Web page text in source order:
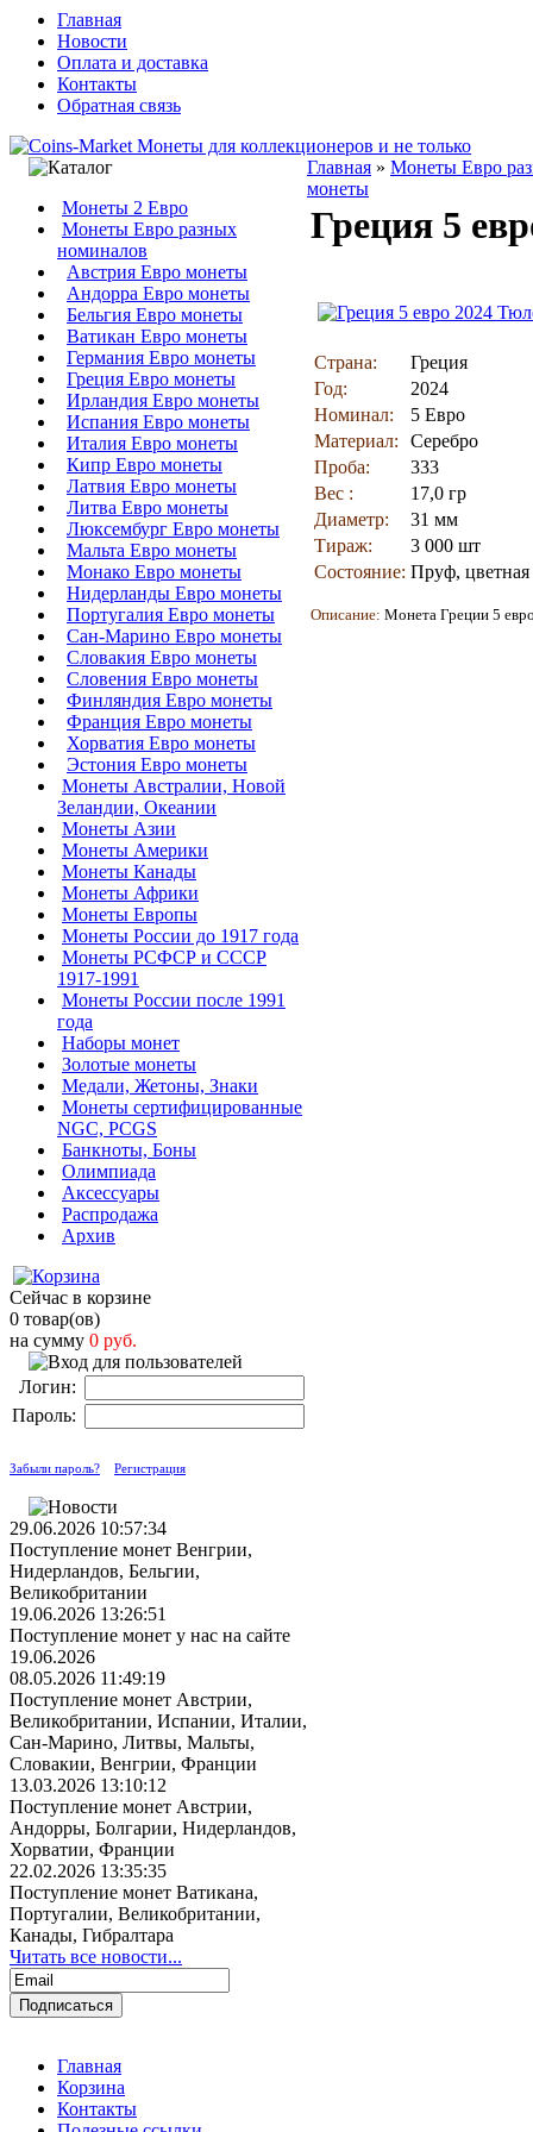
Главная
Новости
Оплата и доставка
Контакты
Обратная связь
Монеты 2 Евро
Монеты Евро разных
номиналов
Австрия Евро монеты
Андорра Евро монеты
Бельгия Евро монеты
Ватикан Евро монеты
Германия Евро монеты
Греция Евро монеты
Ирландия Евро монеты
Испания Евро монеты
Италия Евро монеты
Кипр Евро монеты
Латвия Евро монеты
Литва Евро монеты
Люксембург Евро монеты
Мальта Евро монеты
Монако Евро монеты
Нидерланды Евро монеты
Португалия Евро монеты
Сан-Марино Евро монеты
Словакия Евро монеты
Словения Евро монеты
Финляндия Евро монеты
Франция Евро монеты
Хорватия Евро монеты
Эстония Евро монеты
Монеты Австралии, Новой
Зеландии, Океании
Монеты Азии
Монеты Америки
Монеты Канады
Монеты Африки
Монеты Европы
Монеты России до 1917 года
Монеты РСФСР и СССР
1917-1991
Монеты России после 1991
года
Наборы монет
Золотые монеты
Медали, Жетоны, Знаки
Монеты сертифицированные
NGC, PCGS
Банкноты, Боны
Олимпиада
Аксессуары
Распродажа
Архив
Сейчас в корзине
0 товар(ов)
на сумму 0 руб.
Логин:
Пароль:
Забыли пароль? Регистрация
29.06.2026 10:57:34
Поступление монет Венгрии,
Нидерландов, Бельгии,
Великобритании
19.06.2026 13:26:51
Поступление монет у нас на сайте
19.06.2026
08.05.2026 11:49:19
Поступление монет Австрии,
Великобритании, Испании, Италии,
Сан-Марино, Литвы, Мальты,
Словакии, Венгрии, Франции
13.03.2026 13:10:12
Поступление монет Австрии,
Андорры, Болгарии, Нидерландов,
Хорватии, Франции
22.02.2026 13:35:35
Поступление монет Ватикана,
Португалии, Великобритании,
Канады, Гибралтара
Читать все новости...
Главная » Монеты Евро
монеты
Греция 5
Страна:
Греция
Год:
2024
Номинал:
5 Евро
Материал:
Серебро
Проба:
333
Вес :
17,0 гр
Диаметр:
31 мм
Тираж:
3 000 шт
Состояние: Пруф, цветная
Описание: Монета Греции 5
Главная
Корзина
Контакты